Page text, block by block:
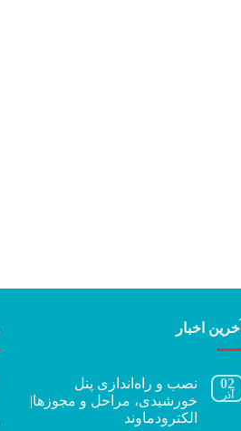
آخرین اخبار
02
آذر
نصب و راه‌اندازی پنل
خورشیدی، مراحل و مجوزها|
الکترودماوند